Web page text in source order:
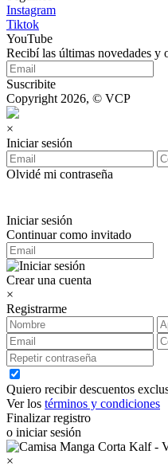
Instagram
Tiktok
YouTube
Recibí las últimas novedades y
Suscribite
Copyright 2026, © VCP
×
Iniciar sesión
Olvidé mi contraseña
Iniciar sesión
Continuar como invitado
Crear una cuenta
×
Registrarme
Quiero recibir descuentos
Ver los términos y condiciones
Finalizar registro
o iniciar sesión
×